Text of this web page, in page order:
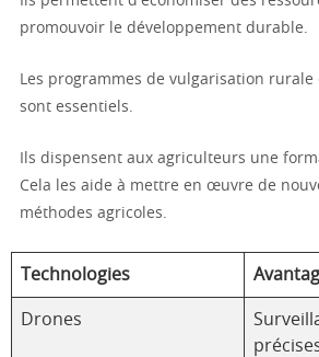
promouvoir le développement durable.
Les programmes de vulgarisation
sont essentiels.
Ils dispensent aux agriculteurs une
Cela les aide à mettre en œuvre de
méthodes agricoles.
Technologies
Drones